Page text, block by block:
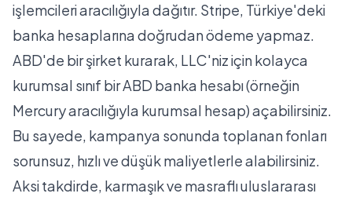
işlemcileri aracılığıyla dağıtır. Stripe, Türkiye'deki
banka hesaplarına doğrudan ödeme yapmaz.
ABD'de bir şirket kurarak, LLC'niz için kolayca
kurumsal sınıf bir ABD banka hesabı (örneğin
Mercuryaracılığıyla kurumsal hesap) açabilirsiniz.
Bu sayede, kampanya sonunda toplanan fonları
sorunsuz, hızlı ve düşük maliyetlerle alabilirsiniz.
Aksi takdirde, karmaşık ve masraflı uluslararası